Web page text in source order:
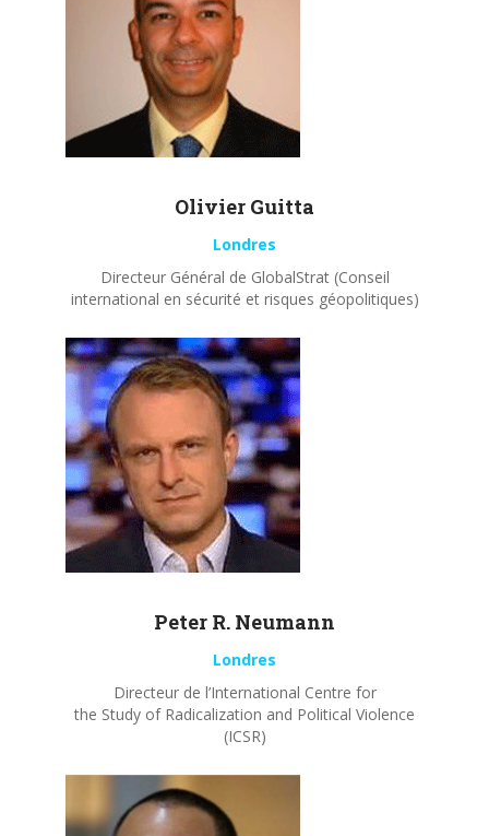
Olivier Guitta
Londres
Directeur Général de GlobalStrat (Conseil
international en sécurité et risques géopolitiques)
Peter R. Neumann
Londres
Directeur de l’International Centre for
the Study of Radicalization and Political Violence
(ICSR)